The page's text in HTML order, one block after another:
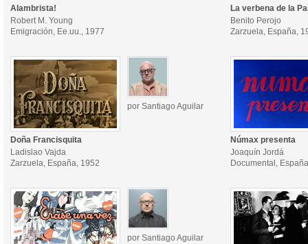
Alambrista!
Robert M. Young
Emigración, Ee.uu., 1977
La verbena de la
Benito Perojo
Zarzuela, España,
por Santiago Aguilar
Doña Francisquita
Ladislao Vajda
Zarzuela, España, 1952
Númax presenta
Joaquín Jordá
Documental,
por Santiago Aguilar